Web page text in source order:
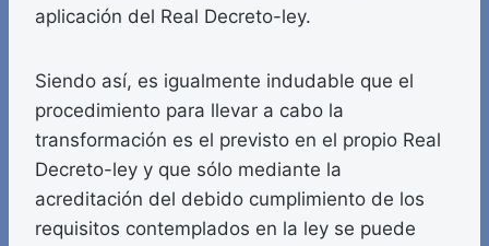
aplicación del Real Decreto-ley.
Siendo así, es igualmente indudable que el
procedimiento para llevar a cabo la
transformación es el previsto en el propio Real
Decreto-ley y que sólo mediante la
acreditación del debido cumplimiento de los
requisitos contemplados en la ley se puede